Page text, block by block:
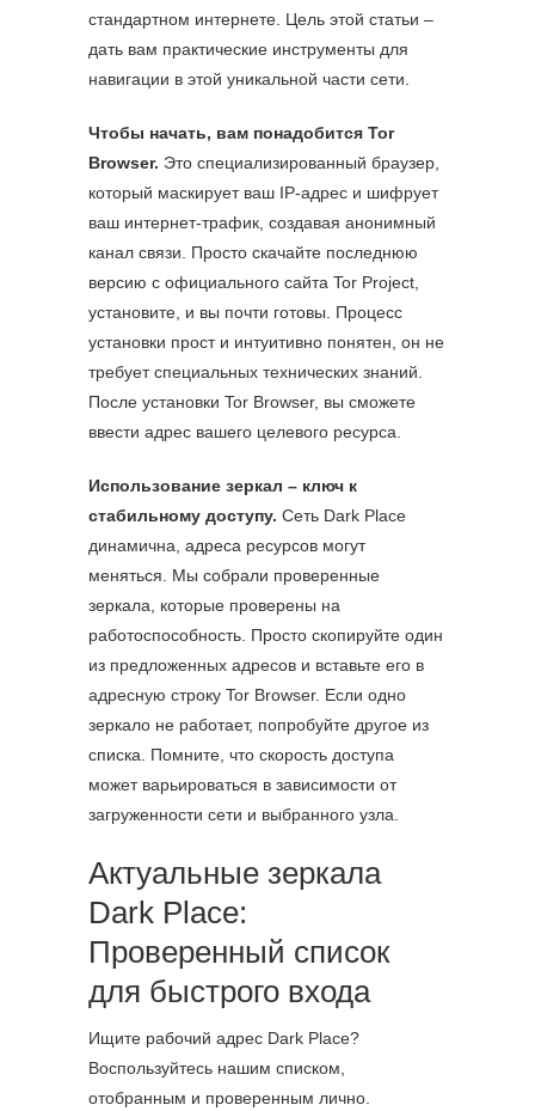
стандартном интернете. Цель этой статьи –
дать вам практические инструменты для
навигации в этой уникальной части сети.
Чтобы начать, вам понадобится Tor
Browser. Это специализированный браузер,
который маскирует ваш IP-адрес и шифрует
ваш интернет-трафик, создавая анонимный
канал связи. Просто скачайте последнюю
версию с официального сайта Tor Project,
установите, и вы почти готовы. Процесс
установки прост и интуитивно понятен, он не
требует специальных технических знаний.
После установки Tor Browser, вы сможете
ввести адрес вашего целевого ресурса.
Использование зеркал – ключ к
стабильному доступу. Сеть Dark Place
динамична, адреса ресурсов могут
меняться. Мы собрали проверенные
зеркала, которые проверены на
работоспособность. Просто скопируйте один
из предложенных адресов и вставьте его в
адресную строку Tor Browser. Если одно
зеркало не работает, попробуйте другое из
списка. Помните, что скорость доступа
может варьироваться в зависимости от
загруженности сети и выбранного узла.
Актуальные зеркала
Dark Place:
Проверенный список
для быстрого входа
Ищите рабочий адрес Dark Place?
Воспользуйтесь нашим списком,
отобранным и проверенным лично.